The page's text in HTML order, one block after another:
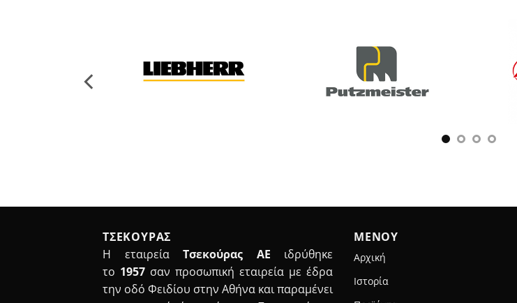
ΤΣΕΚΟΥΡΑΣ
Η εταιρεία Τσεκούρας ΑΕ ιδρύθηκε
το 1957 σαν προσωπική εταιρεία με έδρα
την οδό Φειδίου στην Αθήνα και παραμένει
ΜΕΝΟΥ
Αρχική
Ιστορία